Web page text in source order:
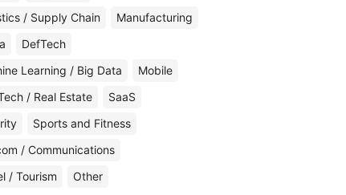
/ Supply Chain
Manufacturing
DefTech
Learning / Big Data
Mobile
/ Real Estate
SaaS
Sports and Fitness
/ Communications
/ Tourism
Other